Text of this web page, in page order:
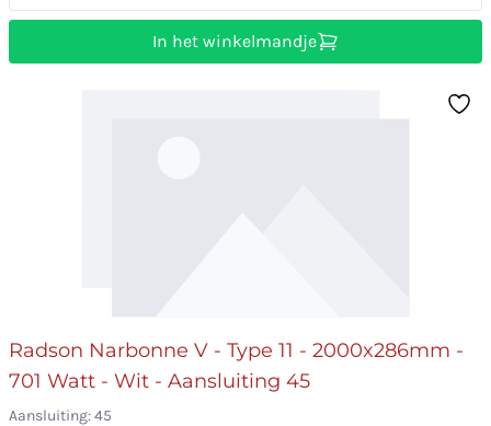
In het winkelmandje
Radson Narbonne V - Type 11 - 2000x286mm -
701 Watt - Wit - Aansluiting 45
Aansluiting: 45